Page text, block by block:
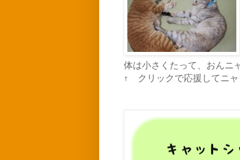
体は小さくたって、おんニ
↑ クリックで応援してニャ